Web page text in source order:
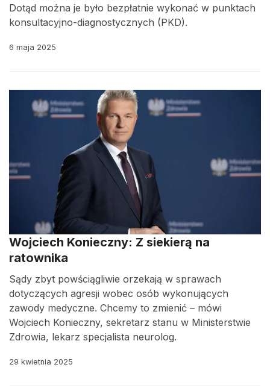
Dotąd można je było bezpłatnie wykonać w punktach
konsultacyjno-diagnostycznych (PKD).
6 maja 2025
Wojciech Konieczny: Z siekierą na
ratownika
Sądy zbyt powściągliwie orzekają w sprawach
dotyczących agresji wobec osób wykonujących
zawody medyczne. Chcemy to zmienić – mówi
Wojciech Konieczny, sekretarz stanu w Ministerstwie
Zdrowia, lekarz specjalista neurolog.
29 kwietnia 2025